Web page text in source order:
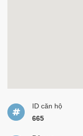
ID căn hộ
665